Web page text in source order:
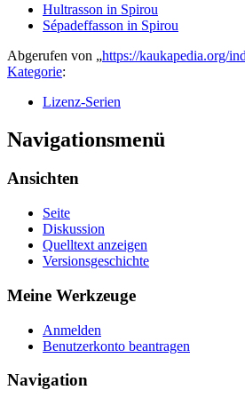
Hultrasson in Spirou
Sépadeffasson in Spirou
Abgerufen von „https://kaukapedia.org/
Kategorie:
Lizenz-Serien
Navigationsmenü
Ansichten
Seite
Diskussion
Quelltext anzeigen
Versionsgeschichte
Meine Werkzeuge
Anmelden
Benutzerkonto beantragen
Navigation